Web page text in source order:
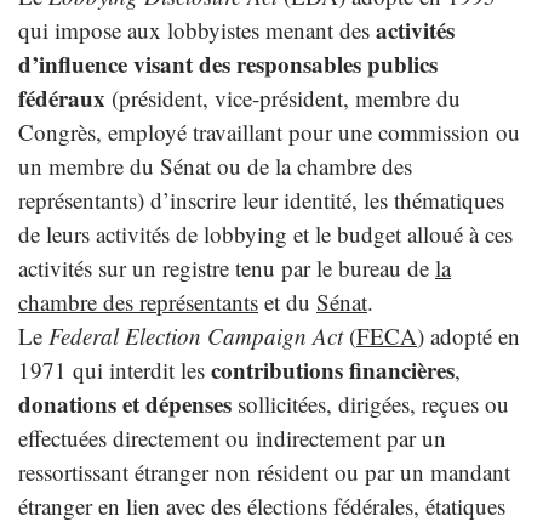
qui impose aux lobbyistes menant des activités
d’influence visant des responsables publics
fédéraux (président, vice-président, membre du
Congrès, employé travaillant pour une commission ou
un membre du Sénat ou de la chambre des
représentants) d’inscrire leur identité, les thématiques
de leurs activités de lobbying et le budget alloué à ces
activités sur un registre tenu par le bureau de la
chambre des représentants et du Sénat.
Le Federal Election Campaign Act(FECA) adopté en
1971 qui interdit les contributions financières,
donations et dépenses sollicitées, dirigées, reçues ou
effectuées directement ou indirectement par un
ressortissant étranger non résident ou par un mandant
étranger en lien avec des élections fédérales, étatiques